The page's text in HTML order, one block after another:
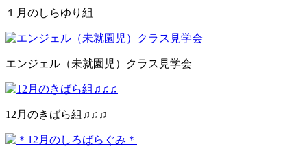
１月のしらゆり組
エンジェル（未就園児）クラス見学会
12月のきばら組♫♫♫